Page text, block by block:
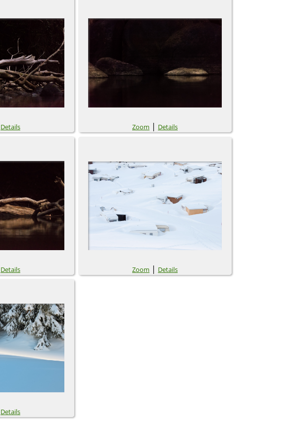
Details Zoom | Details
Details Zoom | Details
Details